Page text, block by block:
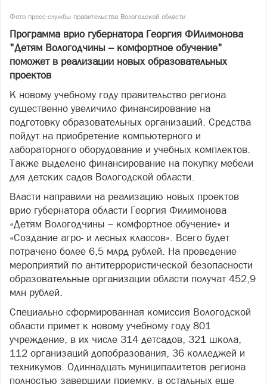
Фото пресс-службы правительства Вологодской области
Программа врио губернатора Георгия ФИлимонова
"Детям Вологодчины – комфортное обучение"
поможет в реализации новых образовательных
проектов
К новому учебному году правительство региона
существенно увеличило финансирование на
подготовку образовательных организаций. Средства
пойдут на приобретение компьютерного и
лабораторного оборудование и учебных комплектов.
Также выделено финансирование на покупку мебели
для детских садов Вологодской области.
Власти направили на реализацию новых проектов
врио губернатора области Георгия Филимонова
«Детям Вологодчины – комфортное обучение» и
«Создание агро- и лесных классов». Всего будет
потрачено более 6,5 млрд рублей. На проведение
мероприятий по антитеррористической безопасности
образовательные организации области получат 452,9
млн рублей.
Специально сформированная комиссия Вологодской
области примет к новому учебному году 801
учреждение, в их числе 314 детсадов, 321 школа,
112 организаций допобразования, 36 колледжей и
техникумов. Одиннадцать муниципалитетов региона
полностью завершили приемку, в остальных еще